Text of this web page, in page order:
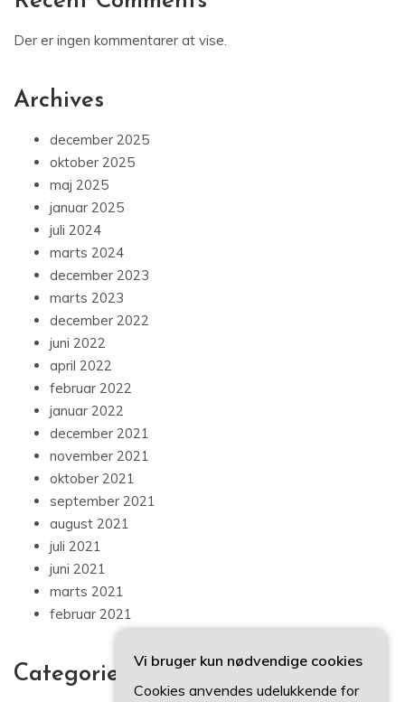
Der er ingen kommentarer at vise.
Archives
december 2025
oktober 2025
maj 2025
januar 2025
juli 2024
marts 2024
december 2023
marts 2023
december 2022
juni 2022
april 2022
februar 2022
januar 2022
december 2021
november 2021
oktober 2021
september 2021
august 2021
juli 2021
juni 2021
marts 2021
februar 2021
Categories
Vi bruger kun nødvendige cookies
Cookies anvendes udelukkende for